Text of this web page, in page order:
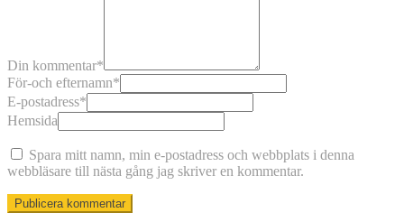
Din kommentar*
För-och efternamn*
E-postadress*
Hemsida
Spara mitt namn, min e-postadress och webbplats i denna
webbläsare till nästa gång jag skriver en kommentar.